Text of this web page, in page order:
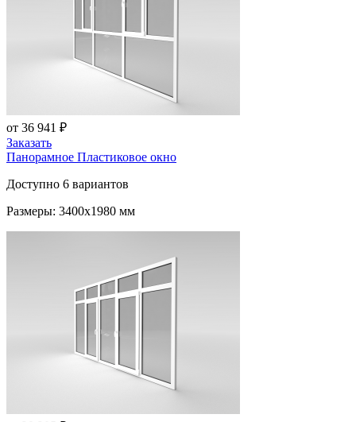
от 36 941 ₽
Заказать
Панорамное Пластиковое окно
Доступно 6 вариантов
Размеры: 3400x1980 мм